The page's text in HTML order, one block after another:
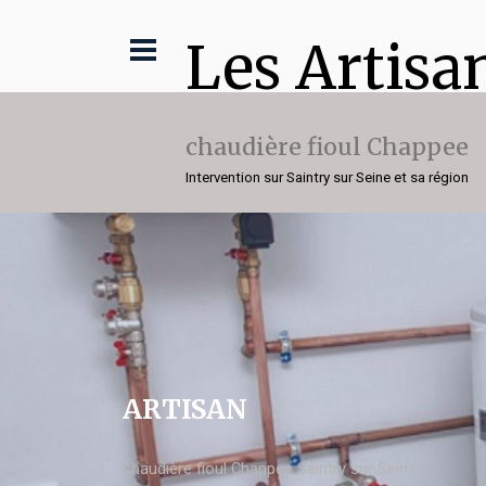
Les
chaudière fioul Chappee
Intervention sur Saintry sur Seine et sa région
ARTISAN
chaudière fioul Chappee Saintry sur Seine